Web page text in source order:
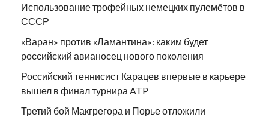
Использование трофейных немецких пулемётов в
СССР
«Варан» против «Ламантина»: каким будет
российский авианосец нового поколения
Российский теннисист Карацев впервые в карьере
вышел в финал турнира ATP
Третий бой Макгрегора и Порье отложили